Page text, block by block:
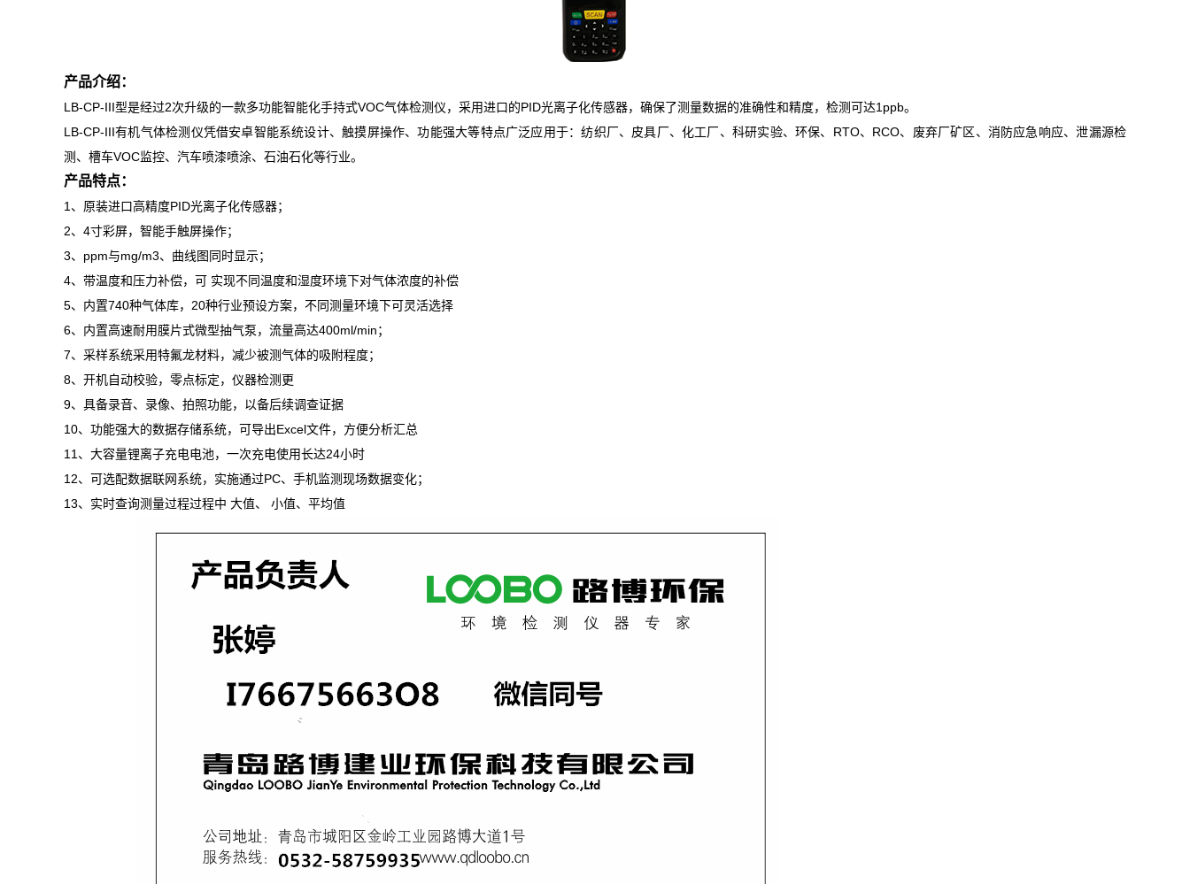
产品介绍：
LB-CP-III型是经过2次升级的一款多功能智能化手持式VOC气体检测仪，采用进口的PID光离子化传感器，确保了测量数据的准确性和精度，检测可达1ppb。
LB-CP-III有机气体检测仪凭借安卓智能系统设计、触摸屏操作、功能强大等特点广泛应用于：纺织厂、皮具厂、化工厂、科研实验、环保、RTO、RCO、废弃厂矿区、消防应急响应、泄漏源检
测、槽车VOC监控、汽车喷漆喷涂、石油石化等行业。
产品特点：
1、原装进口高精度PID光离子化传感器；
2、4寸彩屏，智能手触屏操作；
3、ppm与mg/m3、曲线图同时显示；
4、带温度和压力补偿，可 实现不同温度和湿度环境下对气体浓度的补偿
5、内置740种气体库，20种行业预设方案，不同测量环境下可灵活选择
6、内置高速耐用膜片式微型抽气泵，流量高达400ml/min；
7、采样系统采用特氟龙材料，减少被测气体的吸附程度；
8、开机自动校验，零点标定，仪器检测更
9、具备录音、录像、拍照功能，以备后续调查证据
10、功能强大的数据存储系统，可导出Excel文件，方便分析汇总
11、大容量锂离子充电电池，一次充电使用长达24小时
12、可选配数据联网系统，实施通过PC、手机监测现场数据变化；
13、实时查询测量过程过程中 大值、 小值、平均值